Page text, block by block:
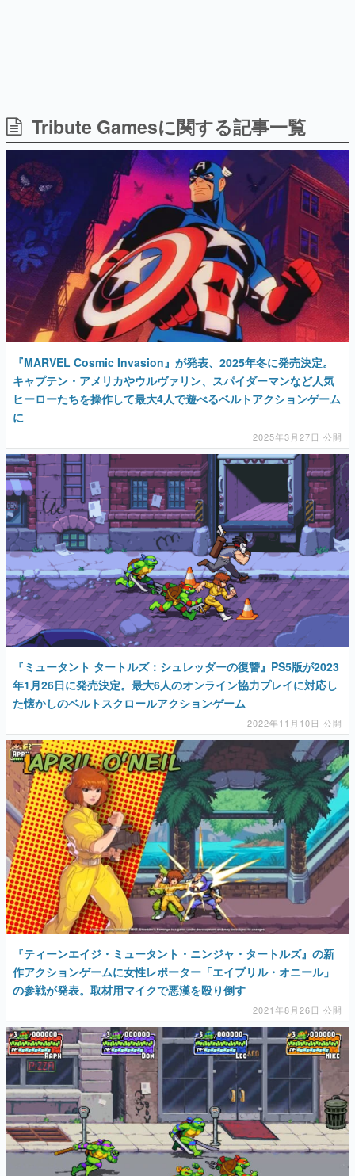
日本のコンテンツ産業やカルチャーに与えた影響を探る企
画です。
日本モバイルゲーム産業史
日本のモバイルゲーム史における主要なトピック・タイト
ルを網羅するほか、開発者へのインタビューや識者による
解説を掲載。約20年の歴史が一望できる決定版！
若ゲのいたり〜ゲームクリエイターの青春〜
『うつヌケ』『ペンと箸』等で知られるマンガ家・田中圭
一先生によるゲーム業界レポートマンガです。
なんでゲームは面白い？
ゲーム開発者・hamatsu氏がゲームの魅力を画面や操作の
具体的な形から解き明かしていく、硬派で骨太な評論連載
です。
「経験値」「裏技」「ラスボス」… ゲームにまつわる言葉
の起源や用法の変遷を、コンピューター文化史研究家・タ
イニーP氏が徹底調査。
特集記事
マンガ
女性向け
アプリレビュー
その他
電ファミニコゲーマーとは？
Tribute Gamesに関する記事一覧
『MARVEL Cosmic Invasion』が発表、2025年冬に発売決定。
キャプテン・アメリカやウルヴァリン、スパイダーマンなど人気
ヒーローたちを操作して最大4人で遊べるベルトアクションゲーム
に
2025年3月27日 公開
『ミュータント タートルズ：シュレッダーの復讐』PS5版が2023
年1月26日に発売決定。最大6人のオンライン協力プレイに対応し
た懐かしのベルトスクロールアクションゲーム
2022年11月10日 公開
『ティーンエイジ・ミュータント・ニンジャ・タートルズ』の新
作アクションゲームに女性レポーター「エイプリル・オニール」
の参戦が発表。取材用マイクで悪漢を殴り倒す
2021年8月26日 公開